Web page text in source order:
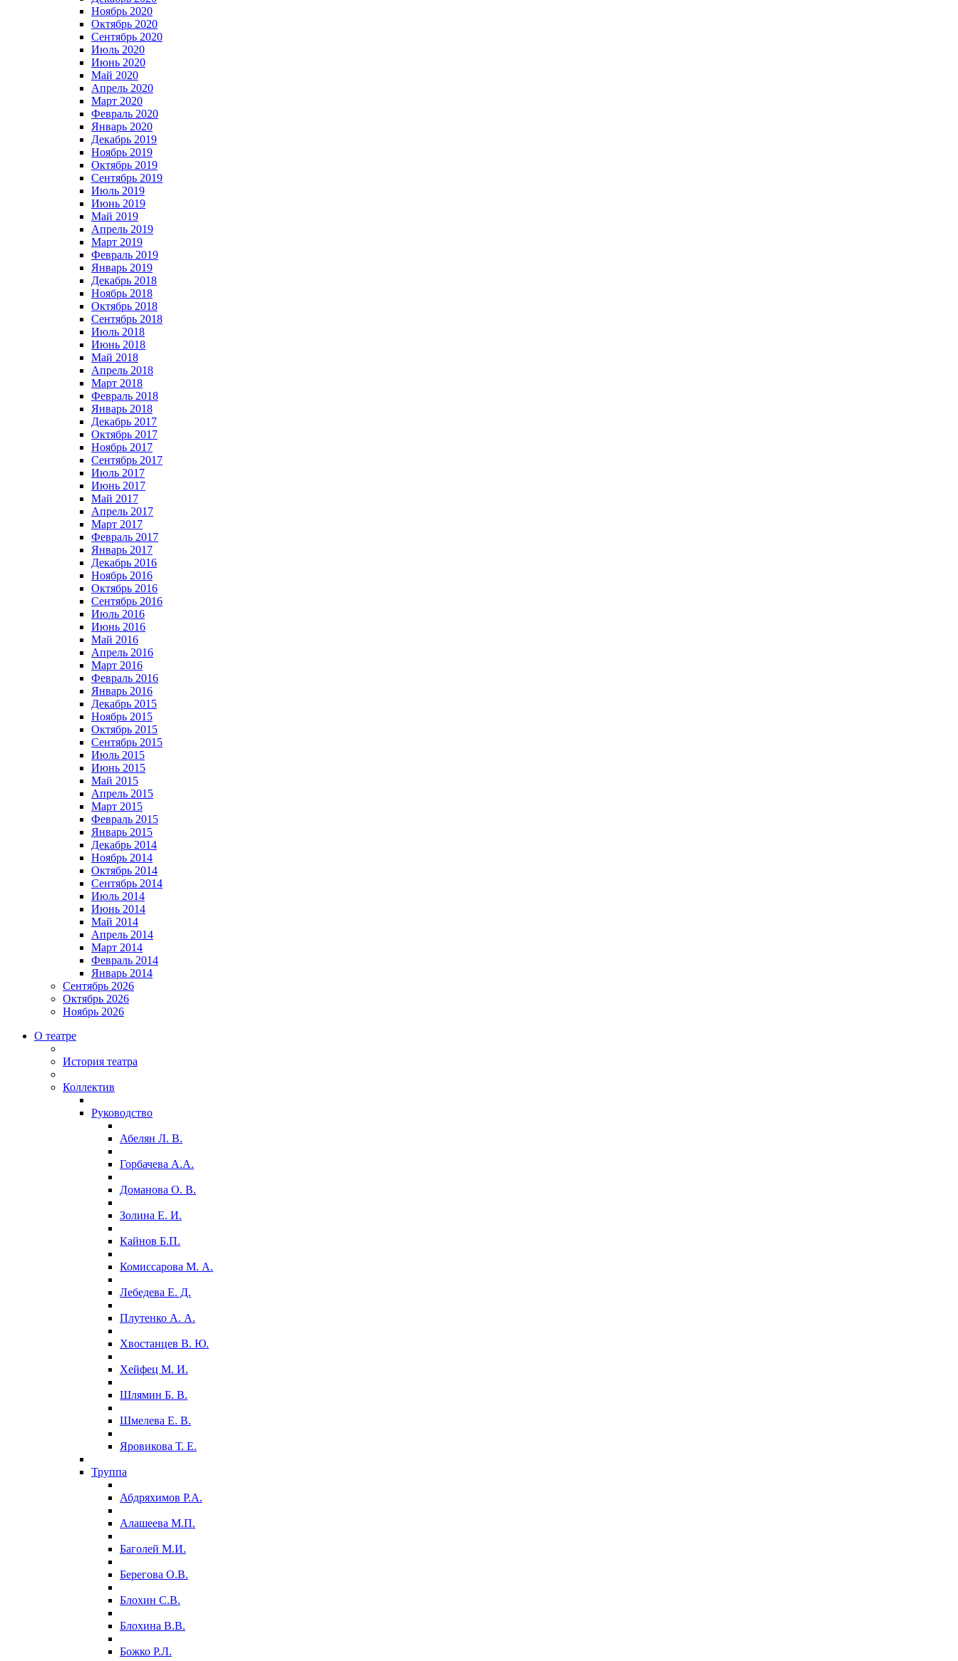
Ноябрь 2020
Октябрь 2020
Сентябрь 2020
Июль 2020
Июнь 2020
Май 2020
Апрель 2020
Март 2020
Февраль 2020
Январь 2020
Декабрь 2019
Ноябрь 2019
Октябрь 2019
Сентябрь 2019
Июль 2019
Июнь 2019
Май 2019
Апрель 2019
Март 2019
Февраль 2019
Январь 2019
Декабрь 2018
Ноябрь 2018
Октябрь 2018
Сентябрь 2018
Июль 2018
Июнь 2018
Май 2018
Апрель 2018
Март 2018
Февраль 2018
Январь 2018
Декабрь 2017
Октябрь 2017
Ноябрь 2017
Сентябрь 2017
Июль 2017
Июнь 2017
Май 2017
Апрель 2017
Март 2017
Февраль 2017
Январь 2017
Декабрь 2016
Ноябрь 2016
Октябрь 2016
Сентябрь 2016
Июль 2016
Июнь 2016
Май 2016
Апрель 2016
Март 2016
Февраль 2016
Январь 2016
Декабрь 2015
Ноябрь 2015
Октябрь 2015
Сентябрь 2015
Июль 2015
Июнь 2015
Май 2015
Апрель 2015
Март 2015
Февраль 2015
Январь 2015
Декабрь 2014
Ноябрь 2014
Октябрь 2014
Сентябрь 2014
Июль 2014
Июнь 2014
Май 2014
Апрель 2014
Март 2014
Февраль 2014
Январь 2014
Сентябрь 2026
Октябрь 2026
Ноябрь 2026
О театре
История театра
Коллектив
Руководство
Абелян Л. В.
Горбачева А.А.
Доманова О. В.
Золина Е. И.
Кайнов Б.П.
Комиссарова М. А.
Лебедева Е. Д.
Плутенко А. А.
Хвостанцев В. Ю.
Хейфец М. И.
Шлямин Б. В.
Шмелева Е. В.
Яровикова Т. Е.
Труппа
Абдряхимов Р.А.
Алашеева М.П.
Баголей М.И.
Берегова О.В.
Блохин С.В.
Блохина В.В.
Божко Р.Л.